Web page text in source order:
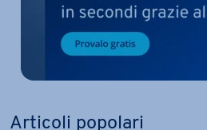
Articoli popolari